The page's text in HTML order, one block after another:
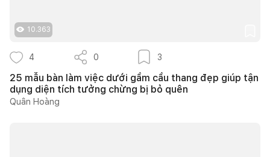
10.363
4 0 3
25 mẫu bàn làm việc dưới gầm cầu thang đẹp giúp tận
dụng diện tích tưởng chừng bị bỏ quên
Quân Hoàng